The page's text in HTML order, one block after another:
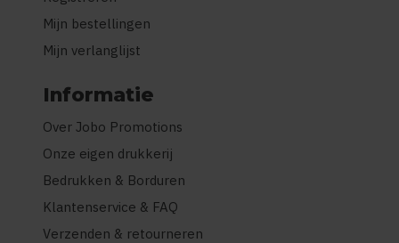
Mijn bestellingen
Mijn verlanglijst
Informatie
Over Jobo Promotions
Onze eigen drukkerij
Bedrukken & Borduren
Klantenservice & FAQ
Verzenden & retourneren